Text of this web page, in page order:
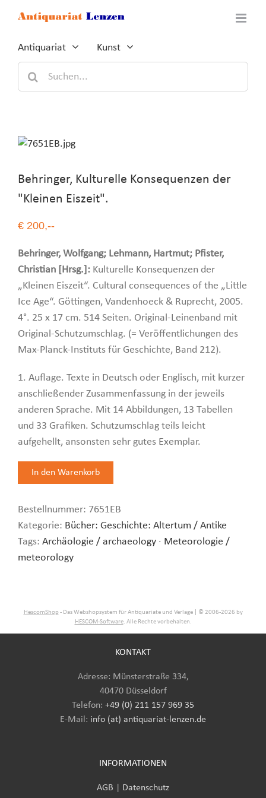
Inhalt
Antiquariat
Kunst
Suche
nach:
Behringer, Kulturelle Konsequenzen der
"Kleinen Eiszeit".
€ 200,--
Behringer, Wolfgang; Lehmann, Hartmut; Pfister,
Christian [Hrsg.]: Kulturelle Konsequenzen der
„Kleinen Eiszeit“. Cultural consequences of the „Little
Ice Age“. Göttingen, Vandenhoeck & Ruprecht, 2005.
4°. 25 x 17 cm. 514 Seiten. Original-Leinenband mit
Original-Schutzumschlag. (= Veröffentlichungen des
Max-Planck-Instituts für Geschichte, Band 212).
1. Auflage. Texte in Deutsch oder Englisch, mit kurzer
anschließender Zusammenfassung in der jeweils
anderen Sprache. Mit 14 Abbildungen, 13 Tabellen
und 33 Grafiken. Schutzumschlag teils leicht
aufgehellt, ansonsten sehr gutes Exemplar.
Bestellnummer: 7651EB
Kategorie: Bücher: Geschichte: Altertum / Antike
Tags: Archäologie / archaeology · Meteorologie /
meteorology
HescomShop - Das Webshopsystem für Antiquariate und Verlage | © 2006-2026 by
HESCOM-Software. Alle Rechte vorbehalten.
KONTAKT
Adresse: Münsterstraße 334,
40470 Düsseldorf
Telefon: +49 (0) 211 157 969 35
E-Mail : info (at) antiquariat-lenzen.de
INFORMATIONEN
AGB
Datenschutz